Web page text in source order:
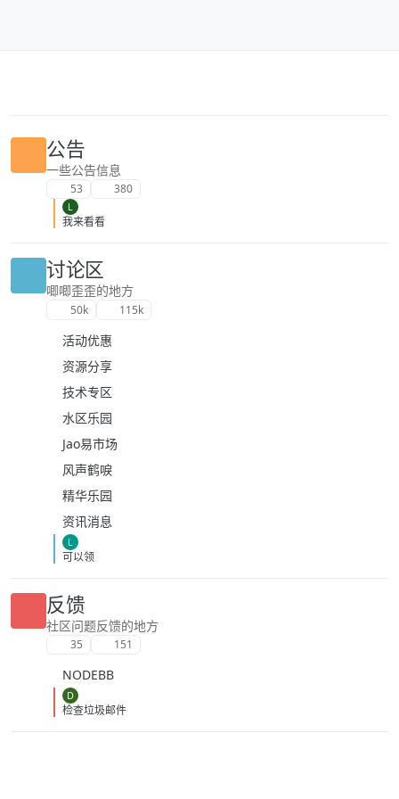
公告
一些公告信息
53 380
L
我来看看
讨论区
唧唧歪歪的地方
50k 115k
活动优惠
资源分享
技术专区
水区乐园
Jao易市场
风声鹤唳
精华乐园
资讯消息
L
可以领
反馈
社区问题反馈的地方
35 151
NODEBB
D
检查垃圾邮件